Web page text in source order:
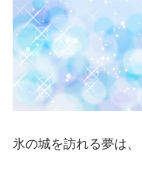
氷の城を訪れる夢は、